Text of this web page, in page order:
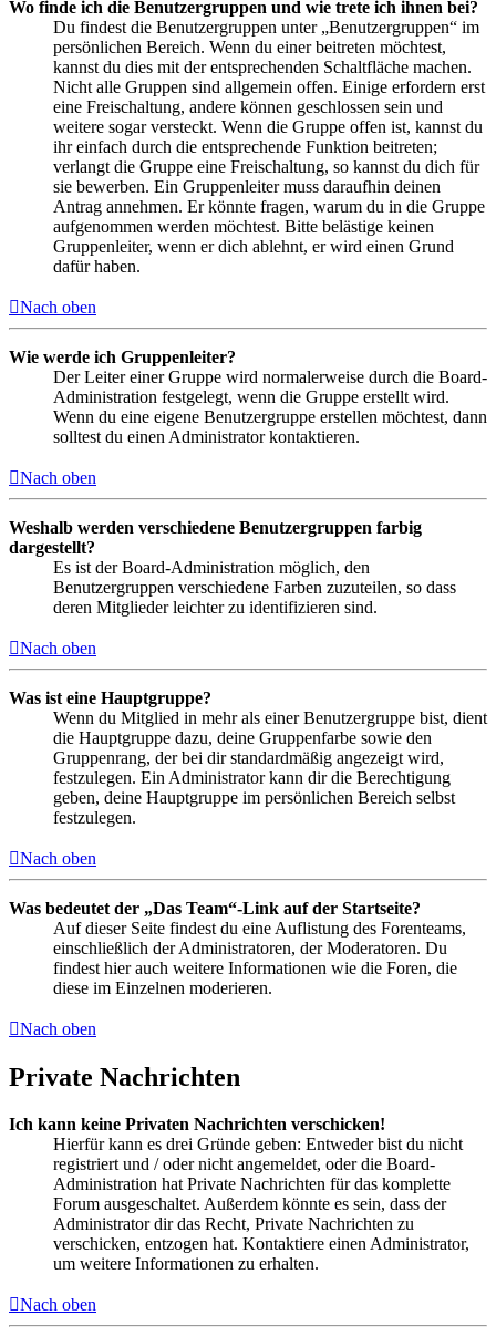
Wo finde ich die Benutzergruppen und wie trete ich ihnen bei?
Du findest die Benutzergruppen unter „Benutzergruppen“ im
persönlichen Bereich. Wenn du einer beitreten möchtest,
kannst du dies mit der entsprechenden Schaltfläche machen.
Nicht alle Gruppen sind allgemein offen. Einige erfordern erst
eine Freischaltung, andere können geschlossen sein und
weitere sogar versteckt. Wenn die Gruppe offen ist, kannst du
ihr einfach durch die entsprechende Funktion beitreten;
verlangt die Gruppe eine Freischaltung, so kannst du dich für
sie bewerben. Ein Gruppenleiter muss daraufhin deinen
Antrag annehmen. Er könnte fragen, warum du in die Gruppe
aufgenommen werden möchtest. Bitte belästige keinen
Gruppenleiter, wenn er dich ablehnt, er wird einen Grund
dafür haben.
Nach oben
Wie werde ich Gruppenleiter?
Der Leiter einer Gruppe wird normalerweise durch die Board-
Administration festgelegt, wenn die Gruppe erstellt wird.
Wenn du eine eigene Benutzergruppe erstellen möchtest, dann
solltest du einen Administrator kontaktieren.
Nach oben
Weshalb werden verschiedene Benutzergruppen farbig
dargestellt?
Es ist der Board-Administration möglich, den
Benutzergruppen verschiedene Farben zuzuteilen, so dass
deren Mitglieder leichter zu identifizieren sind.
Nach oben
Was ist eine Hauptgruppe?
Wenn du Mitglied in mehr als einer Benutzergruppe bist, dient
die Hauptgruppe dazu, deine Gruppenfarbe sowie den
Gruppenrang, der bei dir standardmäßig angezeigt wird,
festzulegen. Ein Administrator kann dir die Berechtigung
geben, deine Hauptgruppe im persönlichen Bereich selbst
festzulegen.
Nach oben
Was bedeutet der „Das Team“-Link auf der Startseite?
Auf dieser Seite findest du eine Auflistung des Forenteams,
einschließlich der Administratoren, der Moderatoren. Du
findest hier auch weitere Informationen wie die Foren, die
diese im Einzelnen moderieren.
Nach oben
Private Nachrichten
Ich kann keine Privaten Nachrichten verschicken!
Hierfür kann es drei Gründe geben: Entweder bist du nicht
registriert und / oder nicht angemeldet, oder die Board-
Administration hat Private Nachrichten für das komplette
Forum ausgeschaltet. Außerdem könnte es sein, dass der
Administrator dir das Recht, Private Nachrichten zu
verschicken, entzogen hat. Kontaktiere einen Administrator,
um weitere Informationen zu erhalten.
Nach oben